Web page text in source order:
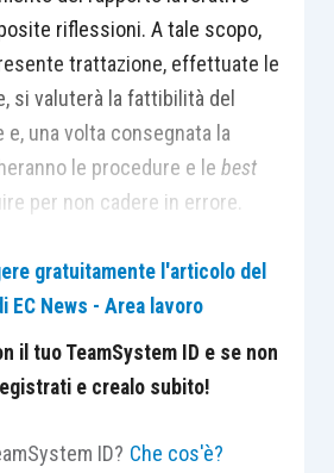
riflessioni. A tale scopo,
trattazione, effettuate le
si valuterà la fattibilità del
e, una volta consegnata la
le procedure e le best
per non cadere in errore.
81/2015, per sua essenza, è
gratuitamente l'articolo del
EC News - Area lavoro
il tuo TeamSystem ID e se non
e crealo subito!
ID? Che cos'è?